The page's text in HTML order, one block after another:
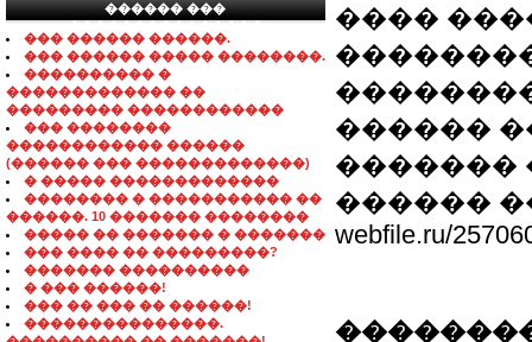
������ ���
���������������
��� ������ ������.
��� ������ ����� ��������.
���������� �
������������� ��
��������� ������������
��� ��������
������������ ������
(������ ��� �������������)
� ����� �������������
�������� � ����������� ��
������. 10 ������� ��������
����� �� ������� � �������
��� ���� �� ���������?
������� ����������
� ��� ������!
��� �� ��� �� ������!
���������������.
����
������
�������
������
webfile.ru/